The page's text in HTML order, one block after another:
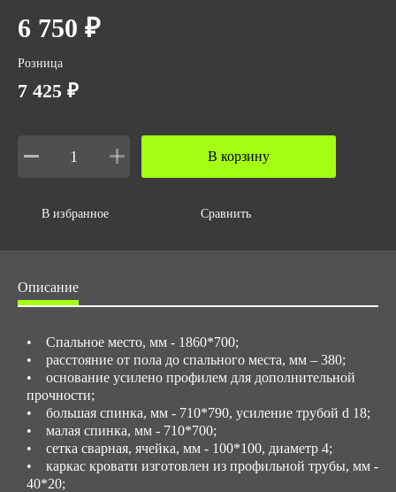
6 750 ₽
Розница
7 425 ₽
В корзину
В избранное Сравнить
Описание
• Спальное место, мм - 1860*700;
• расстояние от пола до спального места, мм – 380;
• основание усилено профилем для дополнительной
прочности;
• большая спинка, мм - 710*790, усиление трубой d 18;
• малая спинка, мм - 710*700;
• сетка сварная, ячейка, мм - 100*100, диаметр 4;
• каркас кровати изготовлен из профильной трубы, мм -
40*20;